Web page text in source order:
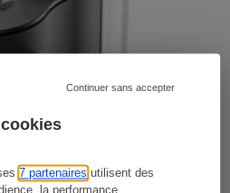
7 partenaires utilisent des
Continuer sans accepter